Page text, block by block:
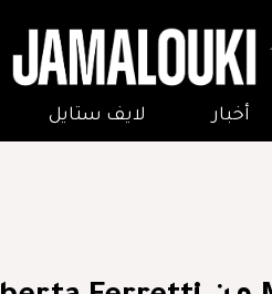
أخبار لايف ستايل